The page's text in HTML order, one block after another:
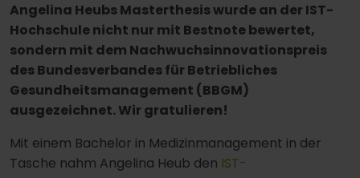
Angelina Heubs Masterthesis wurde an der IST-
Hochschule nicht nur mit Bestnote bewertet,
sondern mit dem Nachwuchsinnovationspreis
des Bundesverbandes für Betriebliches
Gesundheitsmanagement (BBGM)
ausgezeichnet. Wir gratulieren!
Mit einem Bachelor in Medizinmanagement in der
Tasche nahm Angelina Heub den IST-